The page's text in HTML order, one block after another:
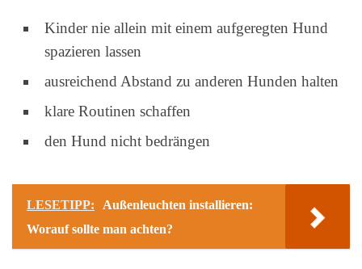
Kinder nie allein mit einem aufgeregten Hund
spazieren lassen
ausreichend Abstand zu anderen Hunden halten
klare Routinen schaffen
den Hund nicht bedrängen
LESETIPP:
Außenleuchten installieren:
Worauf sollte man achten?